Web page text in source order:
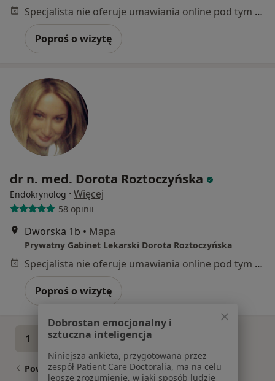
Specjalista nie oferuje umawiania online pod tym adresem.
Poproś o wizytę
dr n. med. Dorota Roztoczyńska
Endokrynolog · Więcej
58 opinii
Dworska 1b • Mapa
Prywatny Gabinet Lekarski Dorota Roztoczyńska
Specjalista nie oferuje umawiania online pod tym adresem.
Poproś o wizytę
1 2
Powiązane wyszukiwania
Dobrostan emocjonalny i
sztuczna inteligencja
Niniejsza ankieta, przygotowana przez
zespół Patient Care Doctoralia, ma na celu
lepsze zrozumienie, w jaki sposób ludzie